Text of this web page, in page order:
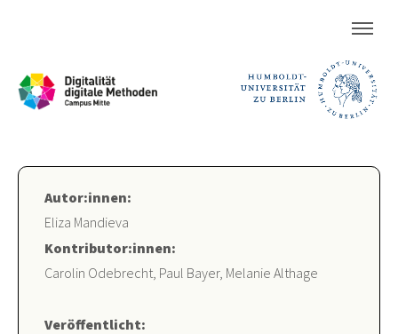
Autor:innen:
Eliza Mandieva
Kontributor:innen:
Carolin Odebrecht, Paul Bayer, Melanie Althage
Veröffentlicht: